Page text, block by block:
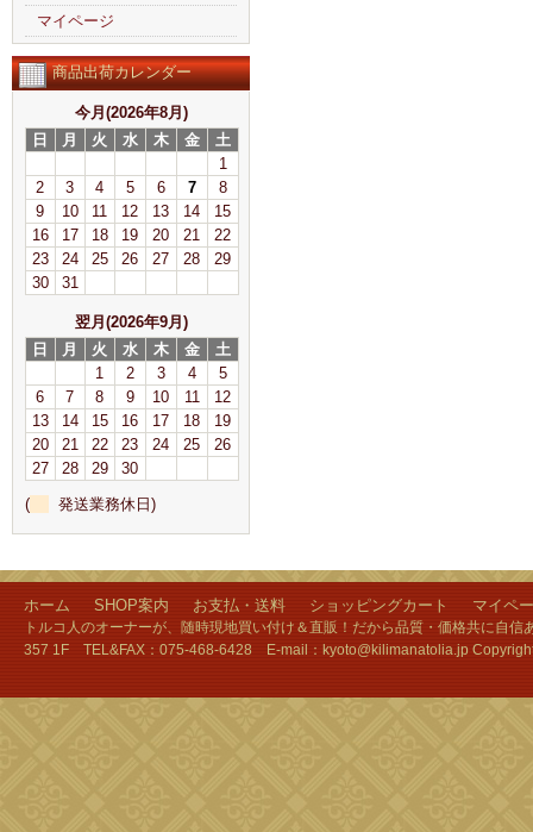
マイページ
商品出荷カレンダー
今月(2026年8月)
日
月 火 水 木 金
土
1
2
3 4 5 6 7
8
9
10 11 12 13 14
15
16
17 18 19 20 21
22
23
24 25 26 27 28
29
30
31
翌月(2026年9月)
日
月 火 水 木 金
土
1
2 3 4
5
6
7 8 9 10 11
12
13
14 15 16 17 18
19
20
21 22 23 24 25
26
27
28 29
30
(
発送業務休日)
ホーム SHOP案内 お支払・送料 ショッピングカート マイペ
トルコ人のオーナーが、随時現地買い付け＆直販！だから品質・価格共に自
357 1F TEL&FAX：075-468-6428 E-mail：kyoto@kilimanatolia.jp